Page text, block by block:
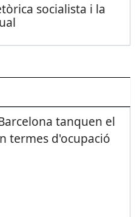
socialista i la